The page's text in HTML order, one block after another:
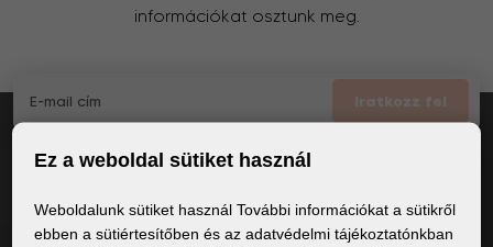
információkat osztunk meg.
Iratkozz fel
Elfogadoma GDPR általános feltételei
Ez a weboldal sütiket használ
Weboldalunk sütiket használ További információkat a sütikről
ebben a sütiértesítőben és az adatvédelmi tájékoztatónkban